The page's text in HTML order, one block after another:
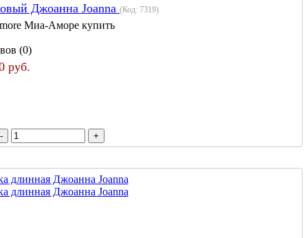
Джоанна Joanna (Код: 7319)
Миа-Аморе купить
(0)
руб.